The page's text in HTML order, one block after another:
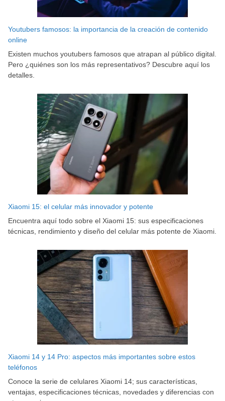
Youtubers famosos: la importancia de la creación de contenido
online
Existen muchos youtubers famosos que atrapan al público digital.
Pero ¿quiénes son los más representativos? Descubre aquí los
detalles.
Xiaomi 15: el celular más innovador y potente
Encuentra aquí todo sobre el Xiaomi 15: sus especificaciones
técnicas, rendimiento y diseño del celular más potente de Xiaomi.
Xiaomi 14 y 14 Pro: aspectos más importantes sobre estos
teléfonos
Conoce la serie de celulares Xiaomi 14; sus características,
ventajas, especificaciones técnicas, novedades y diferencias con